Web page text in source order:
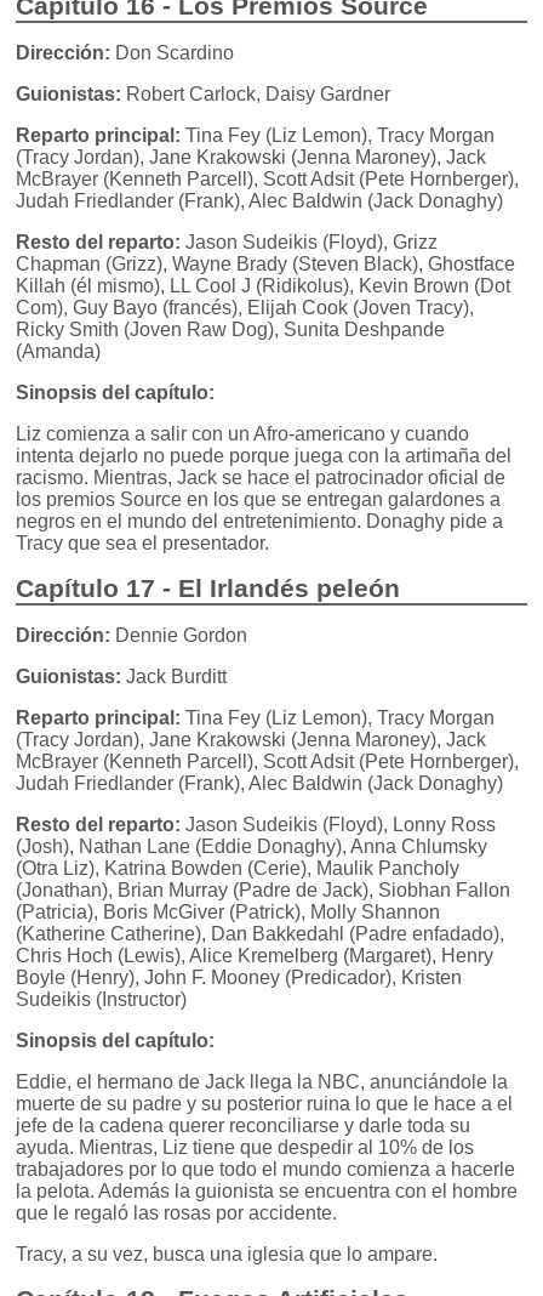
Dirección: Don Scardino
Guionistas: Robert Carlock, Daisy Gardner
Reparto principal: Tina Fey (Liz Lemon), Tracy Morgan
(Tracy Jordan), Jane Krakowski (Jenna Maroney), Jack
McBrayer (Kenneth Parcell), Scott Adsit (Pete Hornberger),
Judah Friedlander (Frank), Alec Baldwin (Jack Donaghy)
Resto del reparto: Jason Sudeikis (Floyd), Grizz
Chapman (Grizz), Wayne Brady (Steven Black), Ghostface
Killah (él mismo), LL Cool J (Ridikolus), Kevin Brown (Dot
Com), Guy Bayo (francés), Elijah Cook (Joven Tracy),
Ricky Smith (Joven Raw Dog), Sunita Deshpande
(Amanda)
Sinopsis del capítulo:
Liz comienza a salir con un Afro-americano y cuando
intenta dejarlo no puede porque juega con la artimaña del
racismo. Mientras, Jack se hace el patrocinador oficial de
los premios Source en los que se entregan galardones a
negros en el mundo del entretenimiento. Donaghy pide a
Tracy que sea el presentador.
Capítulo 17 - El Irlandés peleón
Dirección: Dennie Gordon
Guionistas: Jack Burditt
Reparto principal: Tina Fey (Liz Lemon), Tracy Morgan
(Tracy Jordan), Jane Krakowski (Jenna Maroney), Jack
McBrayer (Kenneth Parcell), Scott Adsit (Pete Hornberger),
Judah Friedlander (Frank), Alec Baldwin (Jack Donaghy)
Resto del reparto: Jason Sudeikis (Floyd), Lonny Ross
(Josh), Nathan Lane (Eddie Donaghy), Anna Chlumsky
(Otra Liz), Katrina Bowden (Cerie), Maulik Pancholy
(Jonathan), Brian Murray (Padre de Jack), Siobhan Fallon
(Patricia), Boris McGiver (Patrick), Molly Shannon
(Katherine Catherine), Dan Bakkedahl (Padre enfadado),
Chris Hoch (Lewis), Alice Kremelberg (Margaret), Henry
Boyle (Henry), John F. Mooney (Predicador), Kristen
Sudeikis (Instructor)
Sinopsis del capítulo:
Eddie, el hermano de Jack llega la NBC, anunciándole la
muerte de su padre y su posterior ruina lo que le hace a el
jefe de la cadena querer reconciliarse y darle toda su
ayuda. Mientras, Liz tiene que despedir al 10% de los
trabajadores por lo que todo el mundo comienza a hacerle
la pelota. Además la guionista se encuentra con el hombre
que le regaló las rosas por accidente.
Tracy, a su vez, busca una iglesia que lo ampare.